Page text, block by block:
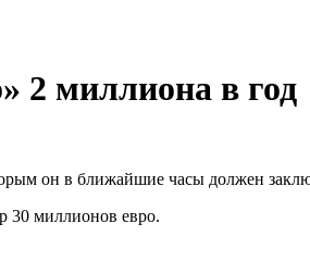
2 миллиона в год
он в ближайшие часы должен
30 миллионов евро.